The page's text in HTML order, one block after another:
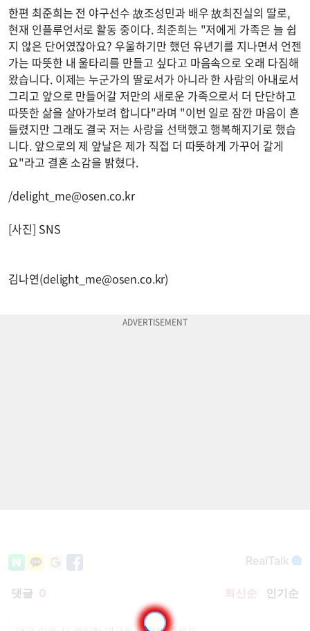
한편 최준희는 전 야구선수 故조성민과 배우 故최진실의 딸로,
현재 인플루언서로 활동 중이다. 최준희는 "저에게 가족은 늘 쉽
지 않은 단어였잖아요? 우울하기만 했던 유년기를 지나면서 언젠
가는 따뜻한 내 울타리를 만들고 싶다고 마음속으로 오래 다짐해
왔습니다. 이제는 누군가의 딸로서가 아니라 한 사람의 아내로서
그리고 앞으로 만들어갈 저만의 새로운 가족으로서 더 단단하고
따뜻한 삶을 살아가보려 합니다"라며 "이번 일로 잠깐 마음이 흔
들렸지만 그래도 결국 저는 사랑을 선택했고 행복해지기로 했습
니다. 앞으로의 제 앞날은 제가 직접 더 따뜻하게 가꾸어 갈게
요"라고 결혼 소감을 밝혔다.
/delight_me@osen.co.kr
[사진] SNS
김나연(delight_me@osen.co.kr)